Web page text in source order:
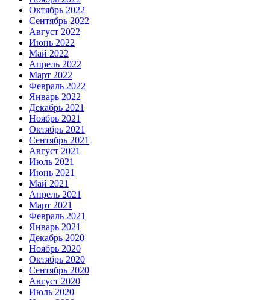
Октябрь 2022
Сентябрь 2022
Август 2022
Июнь 2022
Май 2022
Апрель 2022
Март 2022
Февраль 2022
Январь 2022
Декабрь 2021
Ноябрь 2021
Октябрь 2021
Сентябрь 2021
Август 2021
Июль 2021
Июнь 2021
Май 2021
Апрель 2021
Март 2021
Февраль 2021
Январь 2021
Декабрь 2020
Ноябрь 2020
Октябрь 2020
Сентябрь 2020
Август 2020
Июль 2020